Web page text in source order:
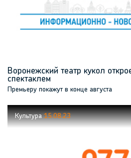
Воронежский театр кукол
спектаклем
Премьеру покажут в конце августа
Культура15.08.23